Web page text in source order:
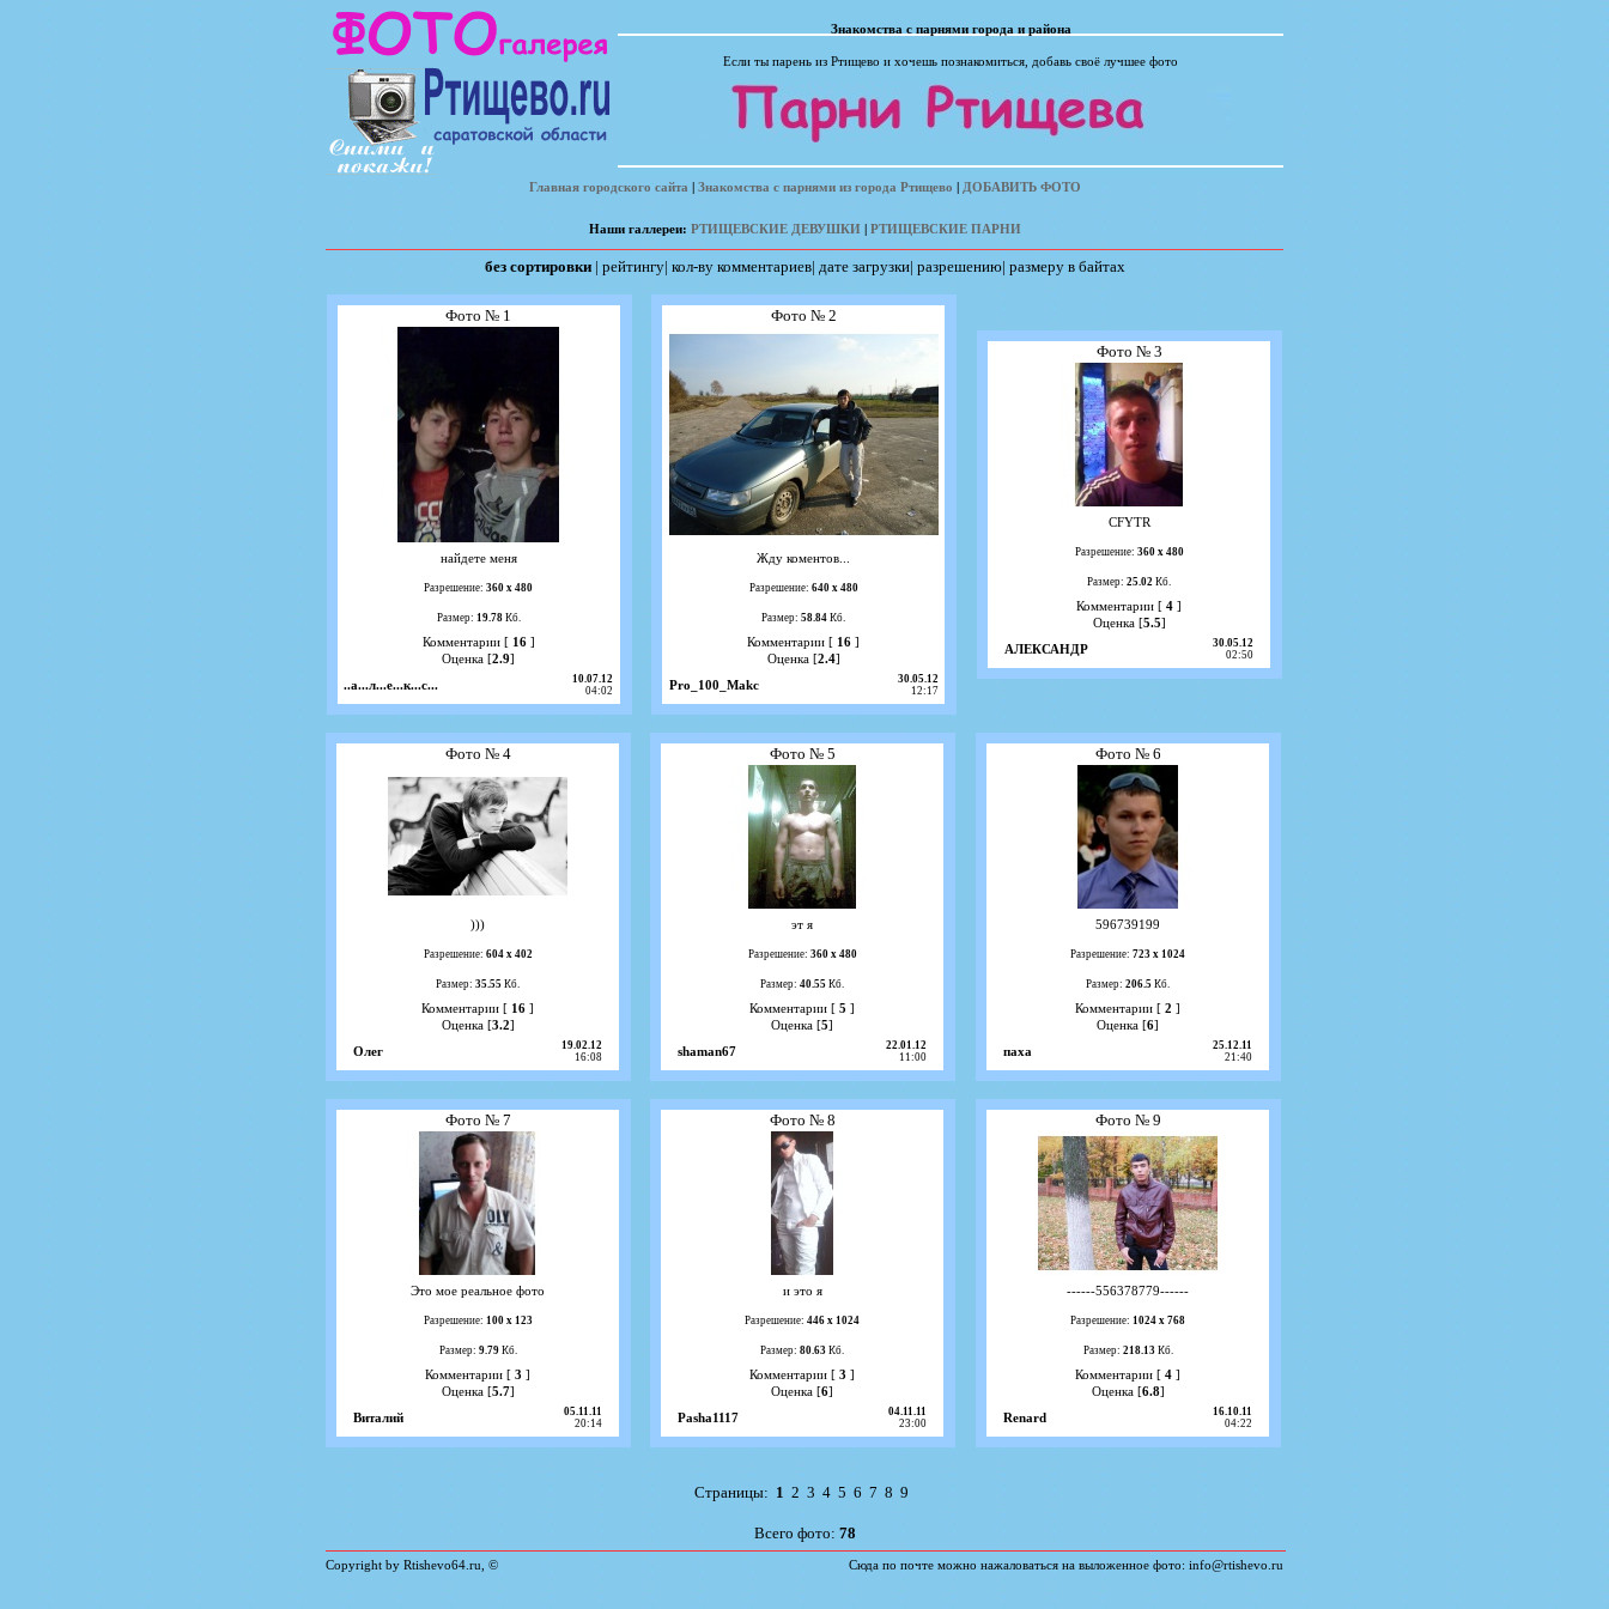
Знакомства с парнями города и района
Если ты парень из Ртищево и хочешь познакомиться, добавь своё лучшее фото
Главная городского сайта | Знакомства с парнями из города Ртищево | ДОБАВИТЬ ФОТО
Наши галлереи: РТИЩЕВСКИЕ ДЕВУШКИ | РТИЩЕВСКИЕ ПАРНИ
без сортировки| рейтингу| кол-ву комментариев| дате загрузки| разрешению| размеру в байтах
Фото № 1
найдете меня
Разрешение: 360 х 480
Размер: 19.78Кб.
Комментарии [16 ]
Оценка [2.9]
..а...л...е...к...с...
10.07.12
04:02
Фото № 2
Жду коментов...
Разрешение: 640 х 480
Размер: 58.84 Кб.
Комментарии [ 16 ]
Оценка [2.4]
Pro_100_Makc
30.05.12
12:17
Фото № 3
CFYTR
Разрешение: 360 х 480
Размер: 25.02 Кб.
Комментарии [ 4 ]
Оценка [5.5]
АЛЕКСАНДР
30.05.12
02:50
Фото № 4
)))
Разрешение: 604 х 402
Размер: 35.55 Кб.
Комментарии [ 16 ]
Оценка [3.2]
Олег
19.02.12
16:08
Фото № 5
эт я
Разрешение: 360 х 480
Размер: 40.55 Кб.
Комментарии [ 5 ]
Оценка [5]
shaman67
22.01.12
11:00
Фото № 6
596739199
Разрешение: 723 х 1024
Размер: 206.5 Кб.
Комментарии [ 2 ]
Оценка [6]
паха
25.12.11
21:40
Фото № 7
Это мое реальное фото
Разрешение: 100 х 123
Размер: 9.79Кб.
Комментарии [ 3 ]
Оценка [5.7]
Виталий
05.11.11
20:14
Фото № 8
и это я
Разрешение: 446 х 1024
Размер: 80.63 Кб.
Комментарии [ 3 ]
Оценка [6]
Pasha1117
04.11.11
23:00
Фото № 9
------556378779------
Разрешение: 1024 х 768
Размер: 218.13Кб.
Комментарии [ 4 ]
Оценка [6.8]
Renard
16.10.11
04:22
Страницы: 1 2 3 4 5 6 7 8 9
Всего фото: 78
Copyright by Rtishevo64.ru, © Сюда по почте можно нажаловаться на выложенное фото: info@rtishevo.ru